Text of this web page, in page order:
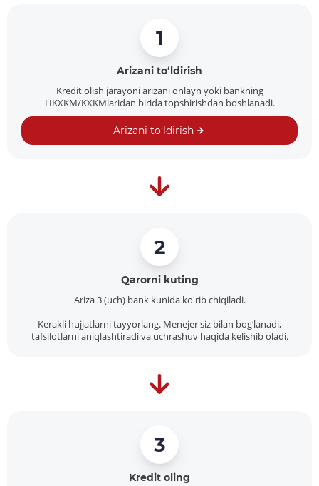
1
Arizani to‘ldirish
Kredit olish jarayoni arizani onlayn yoki bankning
HKXKM/KXKMlaridan birida topshirishdan boshlanadi.
Arizani to‘ldirish
2
Qarorni kuting
Ariza 3 (uch) bank kunida koʻrib chiqiladi.
Kerakli hujjatlarni tayyorlang. Menejer siz bilan bog‘lanadi,
tafsilotlarni aniqlashtiradi va uchrashuv haqida kelishib oladi.
3
Kredit oling